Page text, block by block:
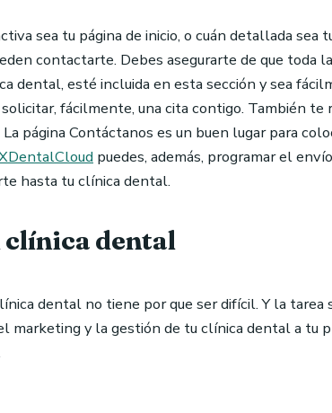
sea tu página de inicio, o cuán detallada sea
contactarte. Debes asegurarte de que toda
dental, esté incluida en esta sección y sea
fácilmente, una cita contigo. También te
página Contáctanos es un buen lugar para
puedes, además, programar el
hasta tu clínica dental.
clínica dental
dental no tiene por que ser difícil. Y la tarea
marketing y la gestión de tu clínica dental a tu